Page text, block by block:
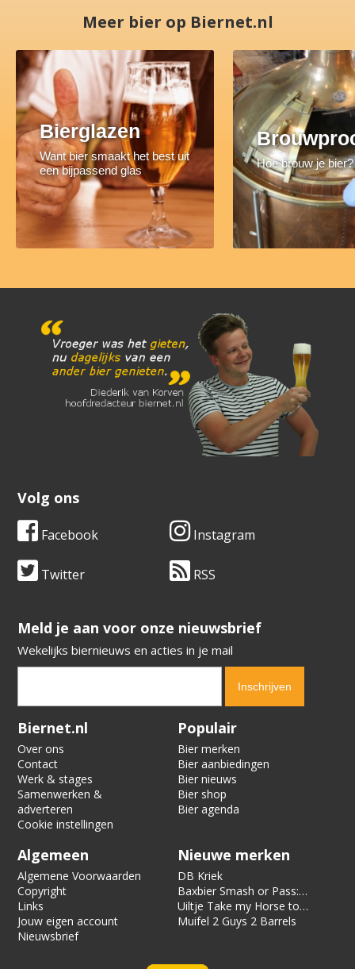
Meer bier op Biernet.nl
Bierglazen
Want bier smaakt het best uit
een bijpassend glas
Hoe brouw je bier?
Volg ons
Facebook Instagram
Twitter RSS
​​​​​​​Meld je aan voor onze nieuwsbrief
Wekelijks biernieuws en acties in je mail
Verification code:
Biernet.nl
Over ons
Contact
Werk & stages
Samenwerken &
adverteren
Cookie instellingen
Populair
Bier merken
Bier aanbiedingen
Bier nieuws
Bier shop
Bier agenda
Algemeen
Algemene Voorwaarden
Copyright
Links
Jouw eigen account
Nieuwsbrief
Nieuwe merken
DB Kriek
Baxbier Smash or Pass:
Strata
Uiltje Take my Horse to
the Hotel Room
Muifel 2 Guys 2 Barrels